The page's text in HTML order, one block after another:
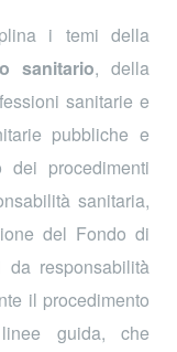
i temi della
sanitario, della
sanitarie e
pubbliche e
dei procedimenti
sanitaria,
del Fondo di
responsabilità̀
il procedimento
guida, che